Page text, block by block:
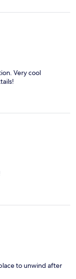
Very cool
to unwind after